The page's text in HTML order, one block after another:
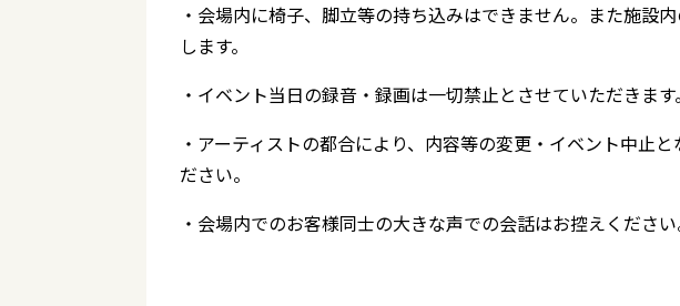
・会場内に椅子、脚立等の持ち込みはできません。また施設
します。
・イベント当日の録音・録画は一切禁止とさせていただきます。
・アーティストの都合により、内容等の変更・イベント中止
ださい。
・会場内でのお客様同士の大きな声での会話はお控えください